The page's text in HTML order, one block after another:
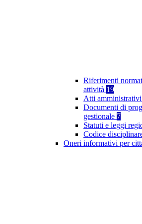
Riferimenti
attività 19
Atti
Documenti di
gestionale 7
Statuti e leggi
Codice
Oneri informativi per